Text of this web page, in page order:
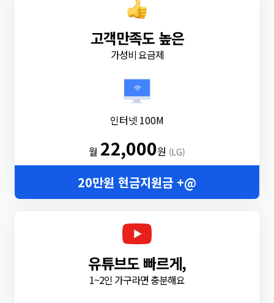
고객만족도 높은
가성비 요금제
인터넷 100M
월 22,000원 (LG)
20만원 현금지원금 +@
유튜브도 빠르게,
1~2인 가구라면 충분해요